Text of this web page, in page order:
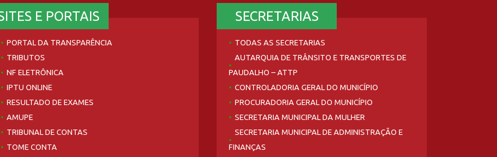
E PORTAIS
PORTAL DA TRANSPARÊNCIA
TRIBUTOS
NF ELETRÔNICA
IPTU ONLINE
RESULTADO DE EXAMES
AMUPE
TRIBUNAL DE CONTAS
TOME CONTA
SECRETARIAS
TODAS AS SECRETARIAS
AUTARQUIA DE TRÂNSITO E TRANSPORTES DE
PAUDALHO – ATTP
CONTROLADORIA GERAL DO MUNICÍPIO
PROCURADORIA GERAL DO MUNICÍPIO
SECRETARIA MUNICIPAL DA MULHER
SECRETARIA MUNICIPAL DE ADMINISTRAÇÃO E
FINANÇAS